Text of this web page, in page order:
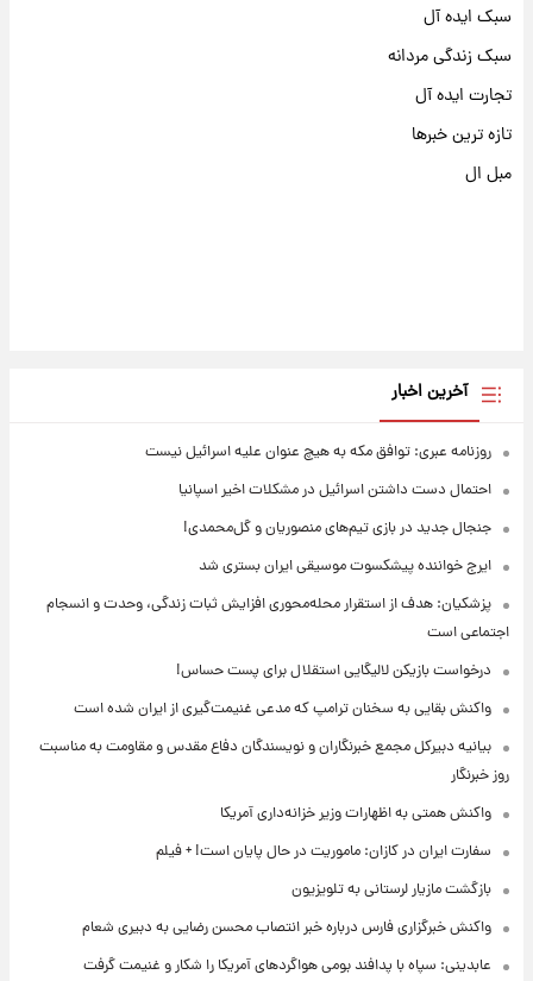
سبک ایده آل
سبک زندگی مردانه
تجارت ایده آل
تازه ترین خبرها
مبل ال
آخرین اخبار
روزنامه عبری: توافق مکه به هیچ عنوان علیه اسرائیل نیست
احتمال دست داشتن اسرائیل در مشکلات اخیر اسپانیا
جنجال جدید در بازی تیم‌های منصوریان و گل‌محمدی!
ایرج خواننده پیشکسوت موسیقی ایران بستری شد
پزشکیان: هدف از استقرار محله‌محوری افزایش ثبات زندگی، وحدت و انسجام
اجتماعی است
درخواست بازیکن لالیگایی استقلال برای پست حساس!
واکنش بقایی به سخنان ترامپ که مدعی غنیمت‌گیری از ایران شده است
بیانیه دبیرکل مجمع خبرنگاران و نویسندگان دفاع مقدس و مقاومت به مناسبت
روز خبرنگار
واکنش همتی به اظهارات وزیر خزانه‌داری آمریکا
سفارت ایران در کازان: ماموریت در حال پایان است! + فیلم
بازگشت مازیار لرستانی به تلویزیون
واکنش خبرگزاری فارس درباره خبر انتصاب محسن رضایی به دبیری شعام
عابدینی: سپاه با پدافند بومی هواگردهای آمریکا را شکار و غنیمت گرفت